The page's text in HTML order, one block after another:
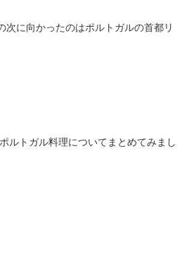
次に向かったのはポルトガルの首都リ
ルトガル料理についてまとめてみまし